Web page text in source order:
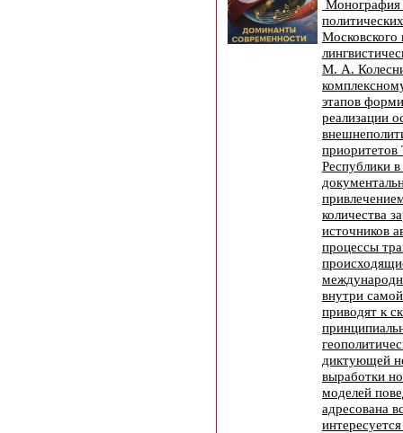
Монография
Московского
М. А.
этапов
реализации
приоритетов
Республики
количества
источников
процессы
внутри
приводят к
диктующей
выработки
моделей
адресована